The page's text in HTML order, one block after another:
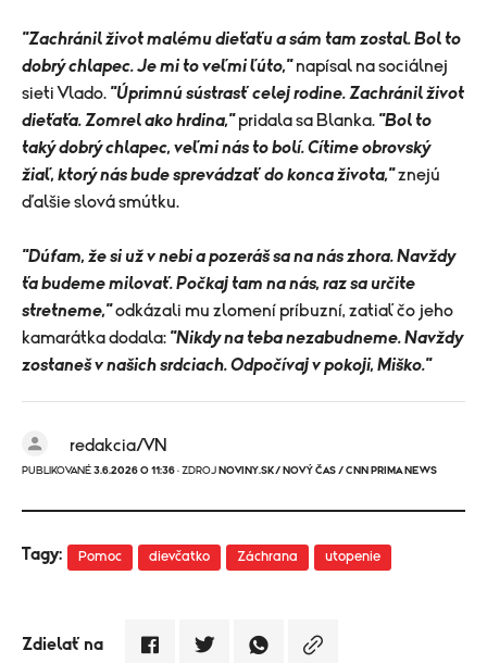
"Zachránil život malému dieťaťu a sám tam zostal. Bol to
dobrý chlapec. Je mi to veľmi ľúto," napísal na sociálnej
sieti Vlado. "Úprimnú sústrasť celej rodine. Zachránil život
dieťaťa. Zomrel ako hrdina,"pridala sa Blanka. "Bol to
taký dobrý chlapec, veľmi nás to bolí. Cítime obrovský
žiaľ, ktorý nás bude sprevádzať do konca života,"znejú
ďalšie slová smútku.
"Dúfam, že si už v nebi a pozeráš sa na nás zhora. Navždy
ťa budeme milovať. Počkaj tam na nás, raz sa určite
stretneme,"odkázali mu zlomení príbuzní, zatiaľ čo jeho
kamarátka dodala: "Nikdy na teba nezabudneme. Navždy
zostaneš v našich srdciach. Odpočívaj v pokoji, Miško."
redakcia/VN
PUBLIKOVANÉ 3.6.2026 O 11:36 · ZDROJ NOVINY.SK/ NOVÝ ČAS / CNN PRIMA NEWS
Tagy: Pomoc dievčatko Záchrana utopenie
Zdielať na